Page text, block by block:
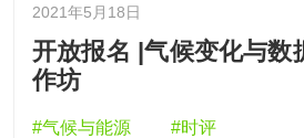
2021年5月18日
开放报名 |气候变化与数
作坊
#气候与能源 #时评